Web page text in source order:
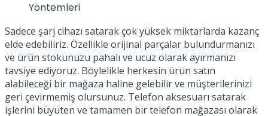
Yöntemleri
Sadece şarj cihazı satarak çok yüksek miktarlarda kazanç
elde edebiliriz. Özellikle orijinal parçalar bulundurmanızı
ve ürün stokunuzu pahalı ve ucuz olarak ayırmanızı
tavsiye ediyoruz. Böylelikle herkesin ürün satın
alabileceği bir mağaza haline gelebilir ve müşterilerinizi
geri çevirmemiş olursunuz. Telefon aksesuarı satarak
işlerini büyüten ve tamamen bir telefon mağazası olarak